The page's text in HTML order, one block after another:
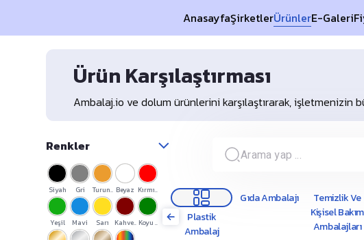
AnasayfaŞirketlerÜrünlerE-Galeri
Ürün Karşılaştırması
Ambalaj.io ve dolum ürünlerini karşılaştırarak, işletmenizin
Renkler
Siyah Gri Turun.. Beyaz Kırmı..
Yeşil Mavi Sarı Kahve.. Koyu ..
Plastik
Ambalaj
Gıda Ambalajı
Temizlik Ve
Kişisel Bakım
Ambalajları